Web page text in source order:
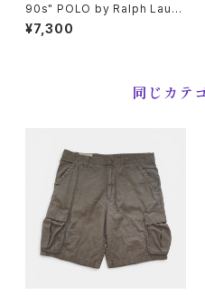
90s" POLO by Ralph Laure
n" Patch Work PROSPECT
SHORTS ポロラルフローレン
¥7,300
同じカテ